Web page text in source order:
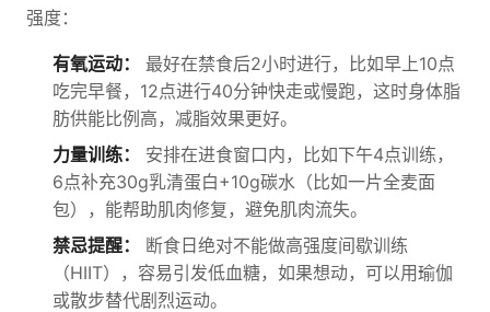
强度：
有氧运动：
最好在禁食后2小时进行，比如早上10点
吃完早餐，12点进行40分钟快走或慢跑，这时身体脂
肪供能比例高，减脂效果更好。
力量训练：
安排在进食窗口内，比如下午4点训练，
6点补充30g乳清蛋白+10g碳水（比如一片全麦面
包），能帮助肌肉修复，避免肌肉流失。
禁忌提醒：
断食日绝对不能做高强度间歇训练
（HIIT），容易引发低血糖，如果想动，可以用瑜伽
或散步替代剧烈运动。